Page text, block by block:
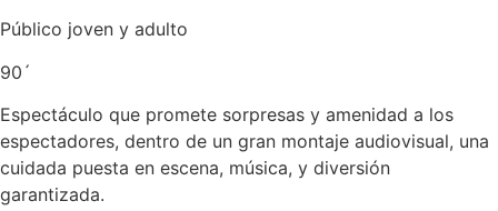
Público joven y adulto
90´
Espectáculo que promete sorpresas y amenidad a los
espectadores, dentro de un gran montaje audiovisual, una
cuidada puesta en escena, música, y diversión
garantizada.